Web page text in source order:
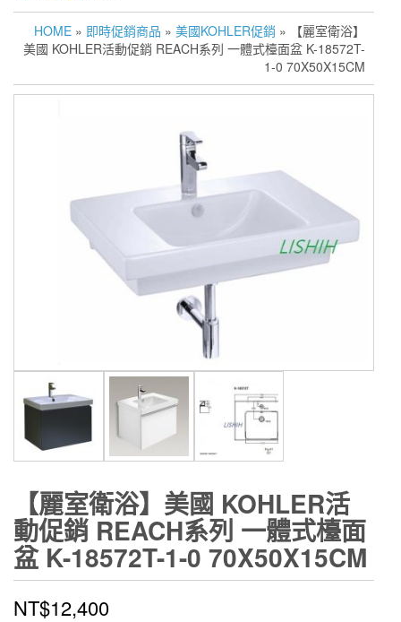
HOME » 即時促銷商品 » 美國KOHLER促銷 » 【麗室衛浴】
美國 KOHLER活動促銷 REACH系列 一體式檯面盆 K-18572T-
1-0 70X50X15CM
【麗室衛浴】美國 KOHLER活
動促銷 REACH系列 一體式檯面
盆 K-18572T-1-0 70X50X15CM
NT$12,400